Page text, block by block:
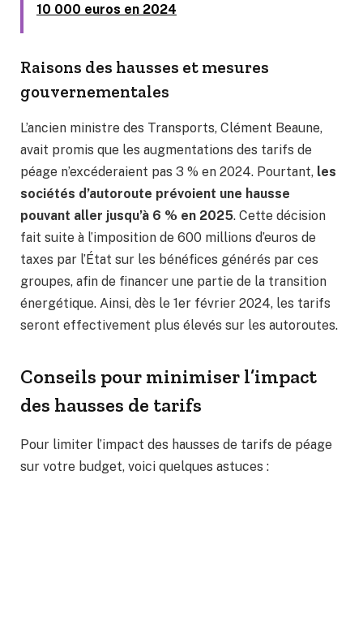
10 000 euros en 2024
Raisons des hausses et mesures
gouvernementales
L’ancien ministre des Transports, Clément Beaune,
avait promis que les augmentations des tarifs de
péage n’excéderaient pas 3 % en 2024. Pourtant, les
sociétés d’autoroute prévoient une hausse
pouvant aller jusqu’à 6 % en 2025. Cette décision
fait suite à l’imposition de 600 millions d’euros de
taxes par l’État sur les bénéfices générés par ces
groupes, afin de financer une partie de la transition
énergétique. Ainsi, dès le 1er février 2024, les tarifs
seront effectivement plus élevés sur les autoroutes.
Conseils pour minimiser l’impact
des hausses de tarifs
Pour limiter l’impact des hausses de tarifs de péage
sur votre budget, voici quelques astuces :